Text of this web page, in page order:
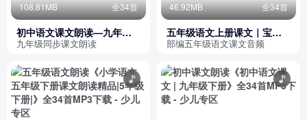
108.81MB 全34首
初中语文课文朗读—九年级
上册
九年级同步课文朗读
46.92MB 全34首
五年级语文上册课文｜宝宝
认世界
部编五年级语文课文音频